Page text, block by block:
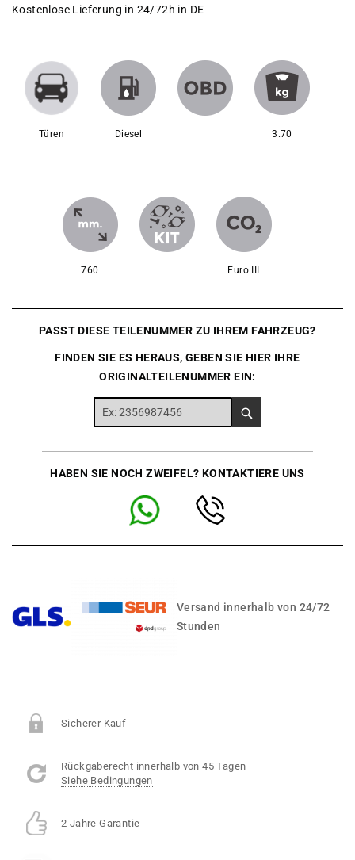
Kostenlose Lieferung in 24/72h in DE
Türen Diesel 3.70
760 Euro III
PASST DIESE TEILENUMMER ZU IHREM FAHRZEUG?
FINDEN SIE ES HERAUS, GEBEN SIE HIER IHRE
ORIGINALTEILENUMMER EIN:
HABEN SIE NOCH ZWEIFEL? KONTAKTIERE UNS
Versand innerhalb von 24/72
Stunden
Sicherer Kauf
Rückgaberecht innerhalb von 45 Tagen
Siehe Bedingungen
2 Jahre Garantie